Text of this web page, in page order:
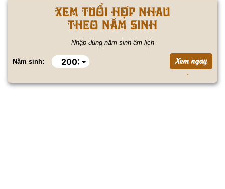
XEM TUỔI HỢP NHAU
THEO NĂM SINH
Nhập đúng năm sinh âm lịch
Năm sinh: